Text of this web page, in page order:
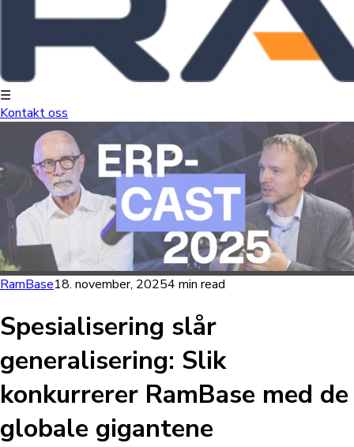
☰
Kontakt oss
RamBase18. november, 20254 min read
Spesialisering slår
generalisering: Slik
konkurrerer RamBase med de
globale gigantene